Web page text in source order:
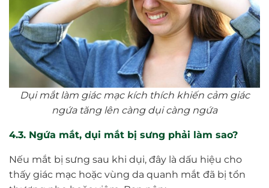
Dụi mắt làm giác mạc kích thích khiến cảm giác
ngứa tăng lên càng dụi càng ngứa
4.3. Ngứa mắt, dụi mắt bị sưng phải làm sao?
Nếu mắt bị sưng sau khi dụi, đây là dấu hiệu cho
thấy giác mạc hoặc vùng da quanh mắt đã bị tổn